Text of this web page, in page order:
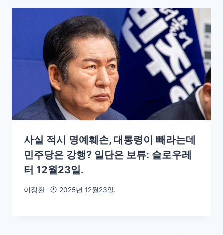
사실 적시 명예훼손, 대통령이 빼라는데
민주당은 강행? 일단은 보류: 슬로우레
터 12월23일.
이정환 2025년 12월23일.